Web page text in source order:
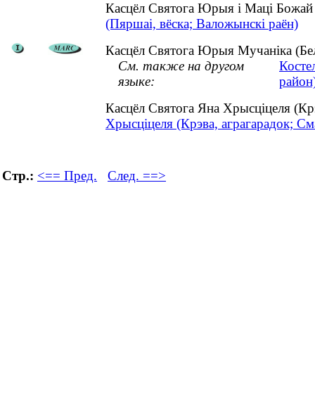
Касцёл Святога Юрыя і Маці
(Пяршаі, вёска; Валожынскі раён)
Касцёл Святога Юрыя Мучаніка
См. также на другом
языке:
Касцёл Святога Яна Хрысціцеля
Хрысціцеля (Крэва, аграгарадок;
Стр.: <== Пред. След. ==>